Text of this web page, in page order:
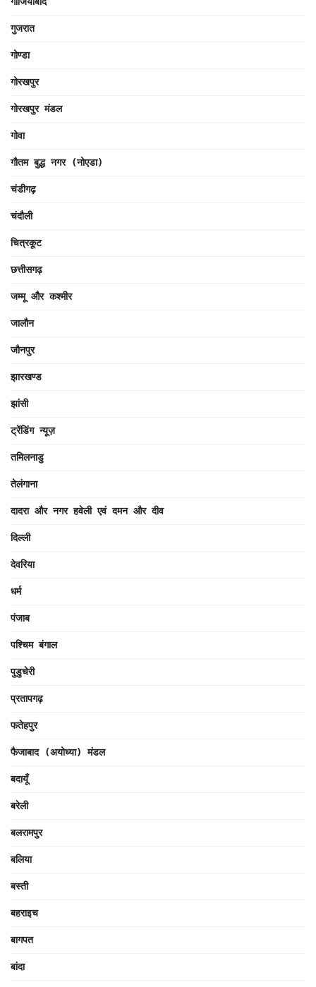
गुजरात
गोण्डा
गोरखपुर
गोरखपुर मंडल
गोवा
गौतम बुद्ध नगर (नोएडा)
चंडीगढ़
चंदौली
चित्रकूट
छत्तीसगढ़
जम्मू और कश्मीर
जालौन
जौनपुर
झारखण्ड
झांसी
ट्रेंडिंग न्यूज़
तमिलनाडु
तेलंगाना
दादरा और नगर हवेली एवं दमन और दीव
दिल्ली
देवरिया
धर्म
पंजाब
पश्चिम बंगाल
पुडुचेरी
प्रतापगढ़
फतेहपुर
फैजाबाद (अयोध्या) मंडल
बदायूँ
बरेली
बलरामपुर
बलिया
बस्ती
बहराइच
बागपत
बांदा